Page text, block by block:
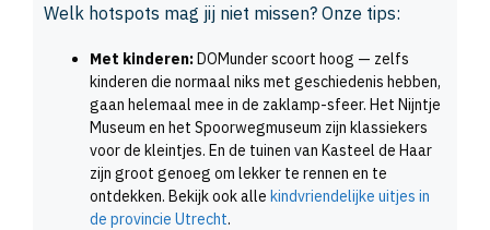
Welk hotspots mag jij niet missen? Onze tips:
Met kinderen:DOMunder scoort hoog — zelfs
kinderen die normaal niks met geschiedenis hebben,
gaan helemaal mee in de zaklamp-sfeer. Het Nijntje
Museum en het Spoorwegmuseum zijn klassiekers
voor de kleintjes. En de tuinen van Kasteel de Haar
zijn groot genoeg om lekker te rennen en te
ontdekken. Bekijk ook alle kindvriendelijke uitjes in
de provincie Utrecht.